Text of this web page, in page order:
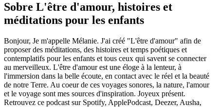
Sobre L'être d'amour, histoires et
méditations pour les enfants
Bonjour, Je m'appelle Mélanie. J'ai créé "L'être d'amour" afin de
proposer des méditations, des histoires et temps poétiques et
contemplatifs pour les enfants et tous ceux qui savent se connecter
au merveilleux. L'être d'amour est une éloge à la lenteur, à
l'immersion dans la belle écoute, en contact avec le réel et la beauté
de notre Terre. Au coeur de ces voyages sonores, la nature, l'amour
et le voyage sont mes sources d'inspiration. Joyeux présent.
Retrouvez ce podcast sur Spotify, ApplePodcast, Deezer, Ausha,